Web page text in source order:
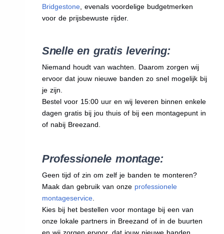
Bridgestone, evenals voordelige budgetmerken
voor de prijsbewuste rijder.
Snelle en gratis levering:
Niemand houdt van wachten. Daarom zorgen wij
ervoor dat jouw nieuwe banden zo snel mogelijk bij
je zijn.
Bestel voor 15:00 uur en wij leveren binnen enkele
dagen gratis bij jou thuis of bij een montagepunt in
of nabij Breezand.
Professionele montage:
Geen tijd of zin om zelf je banden te monteren?
Maak dan gebruik van onze professionele
montageservice.
Kies bij het bestellen voor montage bij een van
onze lokale partners in Breezand of in de buurten